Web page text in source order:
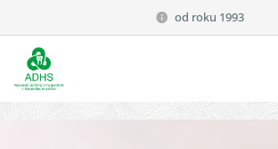
od roku 1993